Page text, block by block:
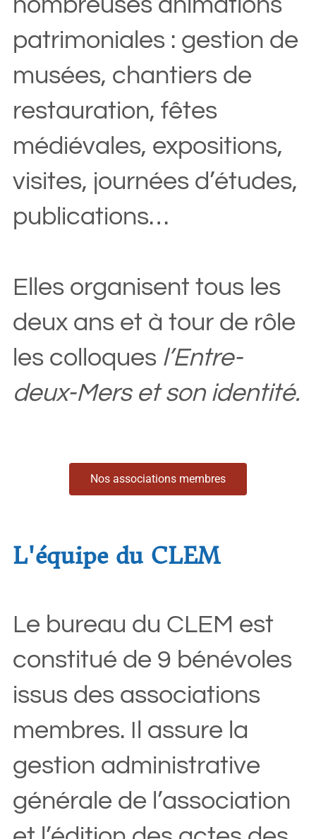
patrimoniales : gestion de
musées, chantiers de
restauration, fêtes
médiévales, expositions,
visites, journées d’études,
publications…
Elles organisent tous les
deux ans et à tour de rôle
les colloques l’Entre-
deux-Mers et son identité.
Nos associations membres
L'équipe du CLEM
Le bureau du CLEM est
constitué de 9 bénévoles
issus des associations
membres. Il assure la
gestion administrative
générale de l’association